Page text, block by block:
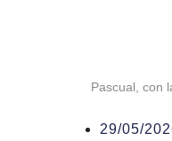
Pascual, con
29/05/